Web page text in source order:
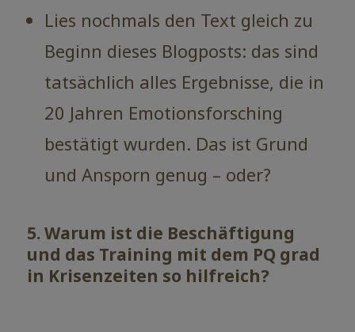
Lies nochmals den Text gleich zu
Beginn dieses Blogposts: das sind
tatsächlich alles Ergebnisse, die in
20 Jahren Emotionsforsching
bestätigt wurden. Das ist Grund
und Ansporn genug – oder?
5. Warum ist die Beschäftigung
und das Training mit dem PQ grad
in Krisenzeiten so hilfreich?